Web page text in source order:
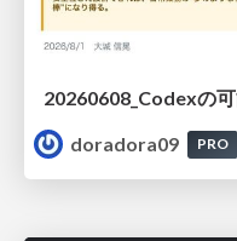
doradora09
PRO